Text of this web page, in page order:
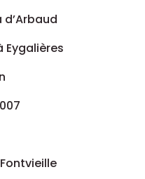
Eygalières